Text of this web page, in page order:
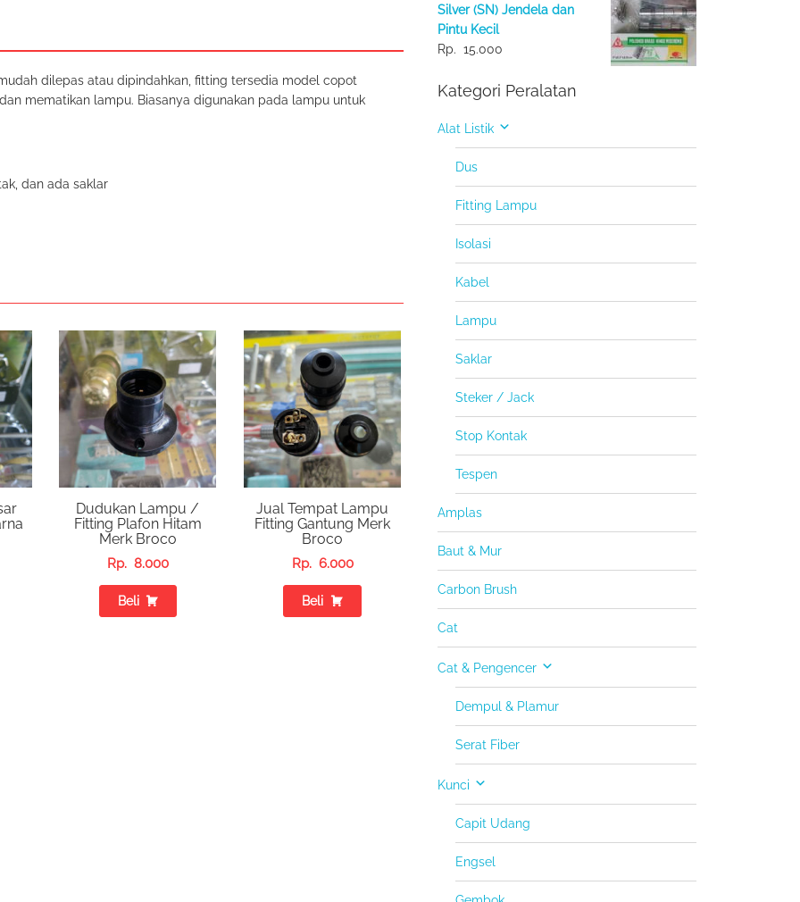
dilepas atau dipindahkan, fitting tersedia model copot
mematikan lampu. Biasanya digunakan pada lampu untuk
dan ada saklar
Dudukan Lampu /
Fitting Plafon Hitam
Merk Broco
Rp. 8.000
Beli
Jual Tempat Lampu
Fitting Gantung Merk
Broco
Rp. 6.000
Beli
Silver (SN) Jendela dan
Pintu Kecil
Rp. 15.000
Kategori Peralatan
Alat Listik
Dus
Fitting Lampu
Isolasi
Kabel
Lampu
Saklar
Steker / Jack
Stop Kontak
Tespen
Amplas
Baut & Mur
Carbon Brush
Cat
Cat & Pengencer
Dempul & Plamur
Serat Fiber
Kunci
Capit Udang
Engsel